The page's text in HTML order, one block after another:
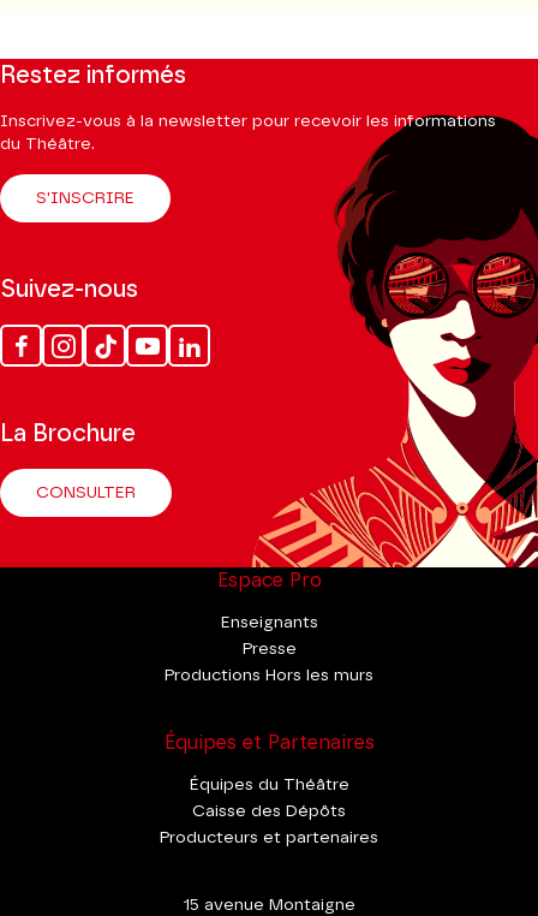
Restez informés
Inscrivez-vous à la newsletter pour recevoir les informations
du Théâtre.
S'INSCRIRE
Suivez-nous
FacebookInstagram
Tik
Tok
YoutubeLinkedin
La Brochure
CONSULTER
Espace Pro
Enseignants
Presse
Productions Hors les murs
Équipes et Partenaires
Équipes du Théâtre
Caisse des Dépôts
Producteurs et partenaires
15 avenue Montaigne